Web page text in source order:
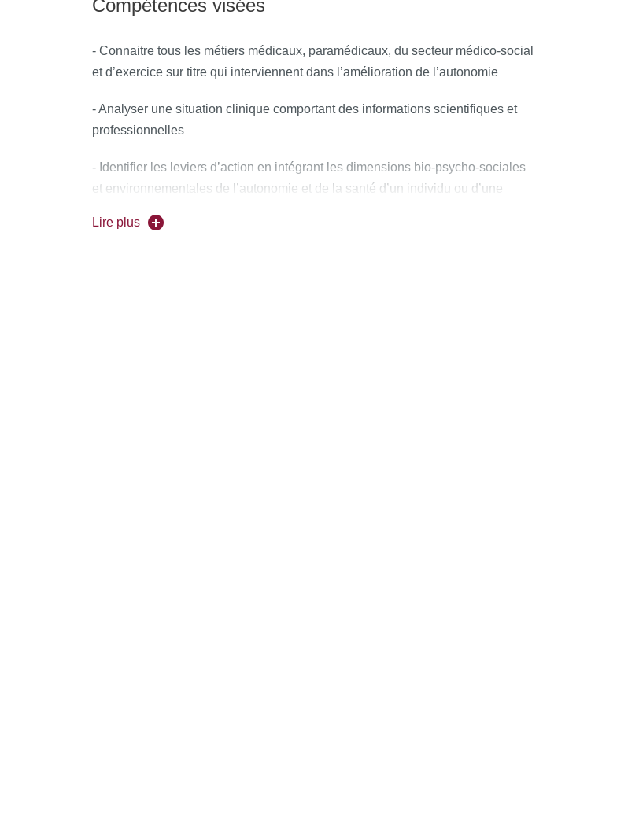
Compétences visées
- Connaitre tous les métiers médicaux, paramédicaux, du secteur médico-social
et d’exercice sur titre qui interviennent dans l’amélioration de l’autonomie
- Analyser une situation clinique comportant des informations scientifiques et
professionnelles
- Identifier les leviers d’action en intégrant les dimensions bio-psycho-sociales
et environnementales de l’autonomie et de la santé d’un individu ou d’une
Lire plus